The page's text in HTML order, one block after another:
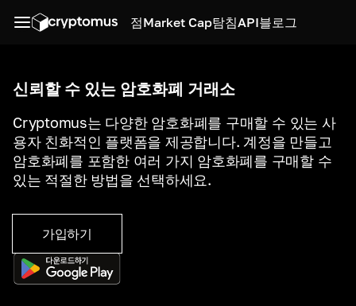
점Market Cap탐침API블로그
신뢰할 수 있는 암호화폐 거래소
Cryptomus는 다양한 암호화폐를 구매할 수 있는 사
용자 친화적인 플랫폼을 제공합니다. 계정을 만들고
암호화폐를 포함한 여러 가지 암호화폐를 구매할 수
있는 적절한 방법을 선택하세요.
가입하기